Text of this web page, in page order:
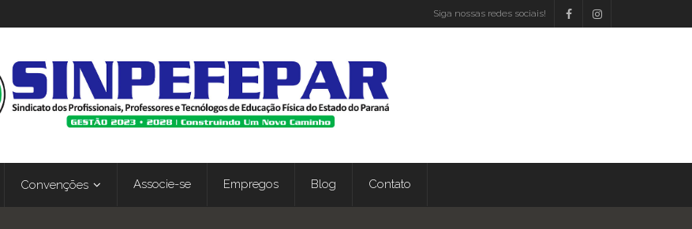
Siga nossas redes sociais!
Convenções Associe-se Empregos Blog Contato